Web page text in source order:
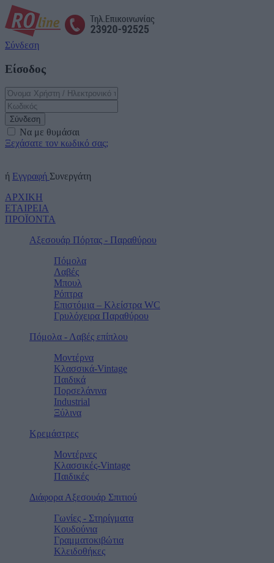
Σύνδεση
Είσοδος
Σύνδεση
Να με θυμάσαι
Ξεχάσατε τον κωδικό σας;
ή Εγγραφή Συνεργάτη
ΑΡΧΙΚΗ
ΕΤΑΙΡΕΙΑ
ΠΡΟΪΟΝΤΑ
Αξεσουάρ Πόρτας - Παραθύρου
Πόμολα
Λαβές
Μπουλ
Ρόπτρα
Επιστόμια – Κλείστρα WC
Γρυλόχειρα Παραθύρου
Πόμολα - Λαβές επίπλου
Μοντέρνα
Κλασσικά-Vintage
Παιδικά
Πορσελάνινα
Industrial
Ξύλινα
Κρεμάστρες
Μοντέρνες
Κλασσικές-Vintage
Παιδικές
Διάφορα Αξεσουάρ Σπιτιού
Γωνίες - Στηρίγματα
Κουδούνια
Γραμματοκιβώτια
Κλειδοθήκες